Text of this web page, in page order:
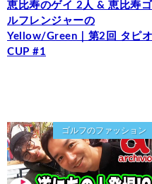
恵比寿のゲイ 2人 & 恵比寿ゴ
ルフレンジャーの
Yellow/Green｜第2回 タピオ
CUP #1
ゴルフのファッション